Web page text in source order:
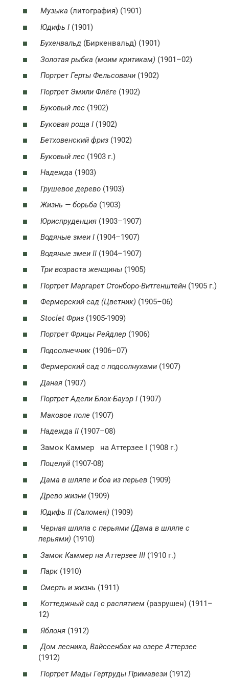
Музыка (литография) (1901)
Юдифь I (1901)
Бухенвальд (Биркенвальд) (1901)
Золотая рыбка (моим критикам) (1901–02)
Портрет Герты Фельсовани (1902)
Портрет Эмили Флёге (1902)
Буковый лес (1902)
Буковая роща I (1902)
Бетховенский фриз (1902)
Буковый лес (1903 г.)
Надежда (1903)
Грушевое дерево (1903)
Жизнь — борьба (1903)
Юриспруденция (1903–1907)
Водяные змеи I (1904–1907)
Водяные змеи II (1904–1907)
Три возраста женщины (1905)
Портрет Маргарет Стонборо-Витгенштейн (1905 г.)
Фермерский сад (Цветник) (1905–06)
Stoclet Фриз (1905-1909)
Портрет Фрицы Рейдлер (1906)
Подсолнечник (1906–07)
Фермерский сад с подсолнухами (1907)
Даная (1907)
Портрет Адели Блох-Бауэр I (1907)
Маковое поле (1907)
Надежда II (1907–08)
Замок Каммер на Аттерзее I (1908 г.)
Поцелуй (1907-08)
Дама в шляпе и боа из перьев (1909)
Древо жизни (1909)
Юдифь II (Саломея) (1909)
Черная шляпа с перьями (Дама в шляпе с
перьями) (1910)
Замок Каммер на Аттерзее III (1910 г.)
Парк (1910)
Смерть и жизнь (1911)
Коттеджный сад с распятием (разрушен) (1911–
12)
Яблоня (1912)
Дом лесника, Вайссенбах на озере Аттерзее
(1912)
Портрет Мады Гертруды Примавези (1912)